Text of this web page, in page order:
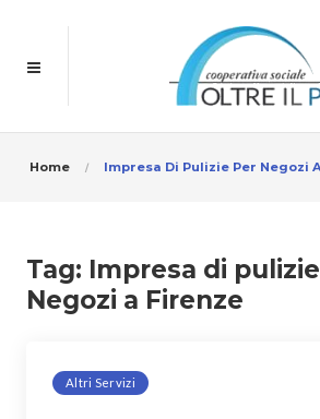
Home Impresa Di Pulizie Per Negozi
Tag: Impresa di
Negozi a Firenze
Altri Servizi